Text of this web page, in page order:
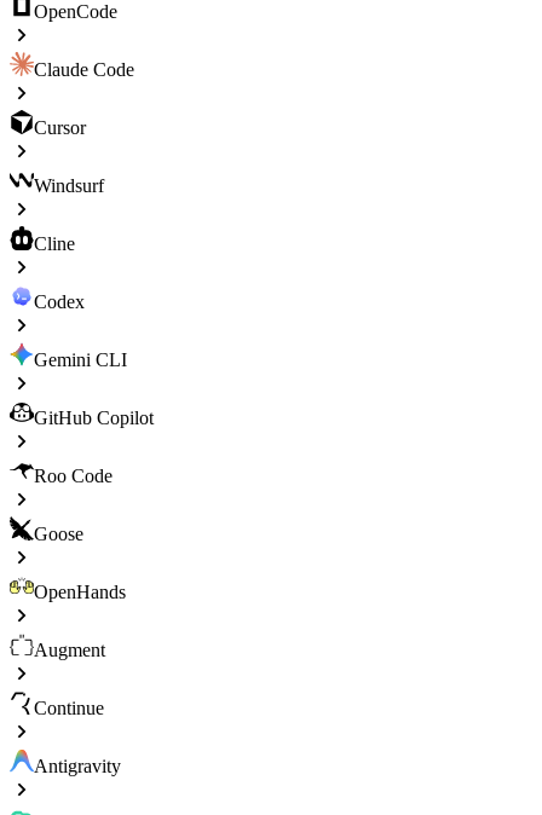
OpenCode
Claude Code
Cursor
Windsurf
Cline
Codex
Gemini CLI
GitHub Copilot
Roo Code
Goose
OpenHands
Augment
Continue
Antigravity